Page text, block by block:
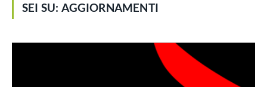
SEI SU: AGGIORNAMENTI